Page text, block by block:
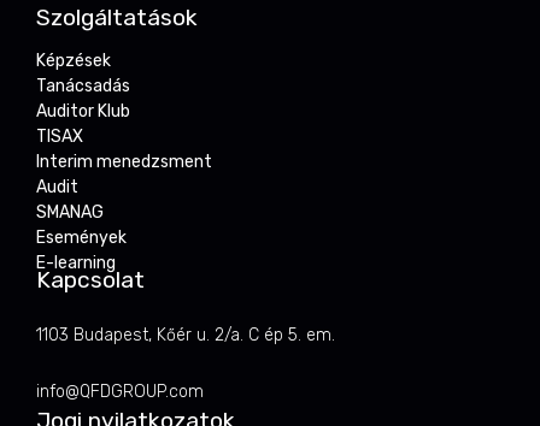
Szolgáltatások
Képzések
Tanácsadás
Auditor Klub
TISAX
Interim menedzsment
Audit
SMANAG
Események
E-learning
Kapcsolat
1103 Budapest, Kőér u. 2/a. C ép 5. em.
info@QFDGROUP.com